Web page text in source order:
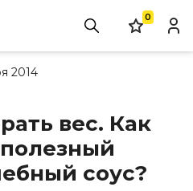
0
2014
вес. Как
соус?